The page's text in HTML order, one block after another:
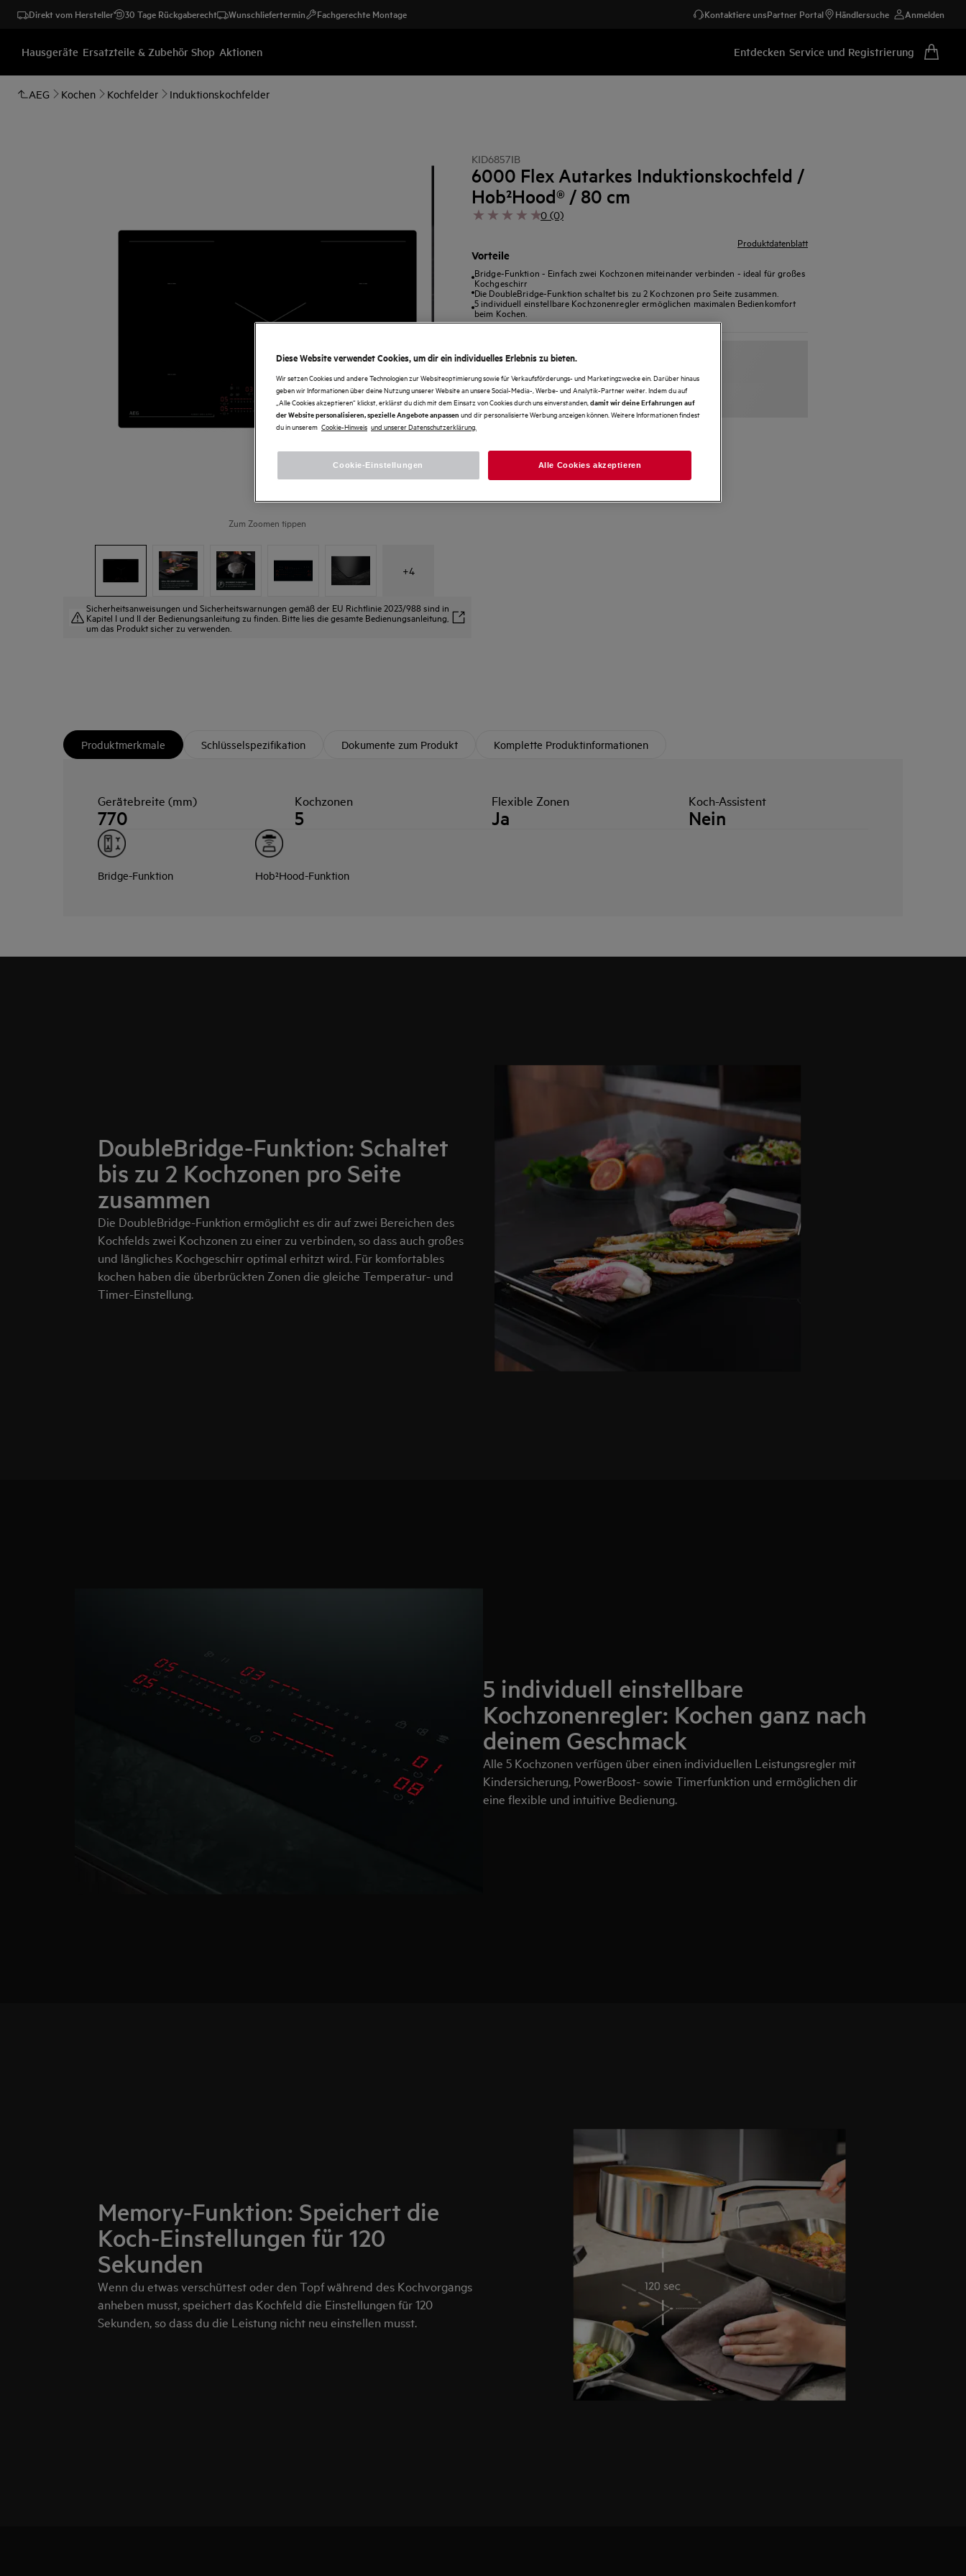
Direkt vom Hersteller 30 Tage Rückgaberecht Wunschliefertermin Fachgerechte Montage Kontaktiere unsPartner Portal Händlersuche Anmelden
Hausgeräte Ersatzteile & Zubehör Shop Aktionen Entdecken Service und Registrierung
AEG Kochen Kochfelder Induktionskochfelder
Zum Zoomen tippen
+4
Sicherheitsanweisungen und Sicherheitswarnungen gemäß der EU Richtlinie 2023/988 sind in
Kapitel I und II der Bedienungsanleitung zu finden. Bitte lies die gesamte Bedienungsanleitung,
um das Produkt sicher zu verwenden.
KID6857IB
6000 Flex Autarkes Induktionskochfeld /
Hob²Hood® / 80 cm
0 (0)
Produktdatenblatt
Vorteile
Bridge-Funktion - Einfach zwei Kochzonen miteinander verbinden - ideal für großes
Kochgeschirr
Die DoubleBridge-Funktion schaltet bis zu 2 Kochzonen pro Seite zusammen.
5 individuell einstellbare Kochzonenregler ermöglichen maximalen Bedienkomfort
beim Kochen.
Produktmerkmale Schlüsselspezifikation Dokumente zum Produkt Komplette Produktinformationen
Gerätebreite (mm)
770
Kochzonen
5
Flexible Zonen
Ja
Koch-Assistent
Nein
Bridge-Funktion Hob²Hood-Funktion
DoubleBridge-Funktion: Schaltet
bis zu 2 Kochzonen pro Seite
zusammen
Die DoubleBridge-Funktion ermöglicht es dir auf zwei Bereichen des
Kochfelds zwei Kochzonen zu einer zu verbinden, so dass auch großes
und längliches Kochgeschirr optimal erhitzt wird. Für komfortables
kochen haben die überbrückten Zonen die gleiche Temperatur- und
Timer-Einstellung.
5 individuell einstellbare
Kochzonenregler: Kochen ganz nach
deinem Geschmack
Alle 5 Kochzonen verfügen über einen individuellen Leistungsregler mit
Kindersicherung, PowerBoost- sowie Timerfunktion und ermöglichen dir
eine flexible und intuitive Bedienung.
Memory-Funktion: Speichert die
Koch-Einstellungen für 120
Sekunden
Wenn du etwas verschüttest oder den Topf während des Kochvorgangs
anheben musst, speichert das Kochfeld die Einstellungen für 120
Sekunden, so dass du die Leistung nicht neu einstellen musst.
Diese Website verwendet Cookies, um dir ein individuelles Erlebnis zu bieten.
Wir setzen Cookies und andere Technologien zur Websiteoptimierung sowie für Verkaufsförderungs- und Marketingzwecke ein. Darüber hinaus
geben wir Informationen über deine Nutzung unserer Website an unsere Social-Media-, Werbe- und Analytik-Partner weiter. Indem du auf
„Alle Cookies akzeptieren“ klickst, erklärst du dich mit dem Einsatz von Cookies durch uns einverstanden, damit wir deine Erfahrungen auf
der Website personalisieren, spezielle Angebote anpassen und dir personalisierte Werbung anzeigen können. Weitere Informationen findest
du in unserem Cookie-Hinweis und unserer Datenschutzerklärung.
Cookie-Einstellungen Alle Cookies akzeptieren